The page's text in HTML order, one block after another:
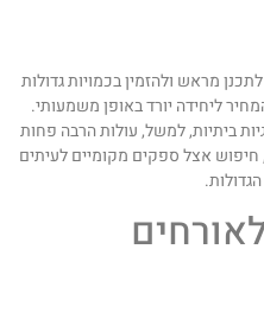
מראש ולהזמין בכמויות גדולות
ליחידה יורד באופן משמעותי.
למשל, עולות הרבה פחות
אצל ספקים מקומיים לעיתים